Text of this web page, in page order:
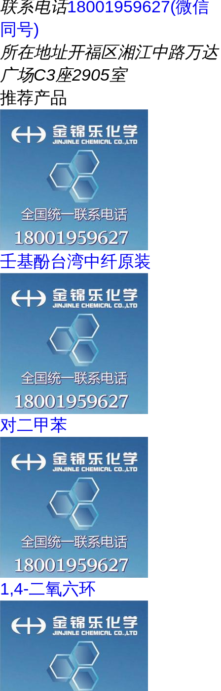
联系电话18001959627(微信
同号)
所在地址开福区湘江中路万达
广场C3座2905室
推荐产品
壬基酚台湾中纤原装
对二甲苯
1,4-二氧六环